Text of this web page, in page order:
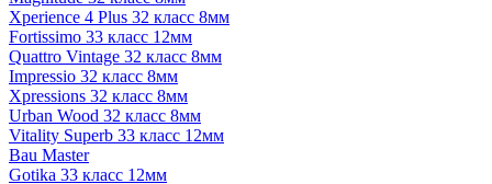
Xperience 4 Plus 32 класс 8мм
Fortissimo 33 класс 12мм
Quattro Vintage 32 класс 8мм
Impressio 32 класс 8мм
Xpressions 32 класс 8мм
Urban Wood 32 класс 8мм
Vitality Superb 33 класс 12мм
Bau Master
Gotika 33 класс 12мм